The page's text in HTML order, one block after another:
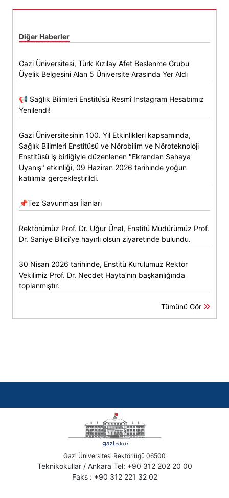
Diğer Haberler
Gazi Üniversitesi, Türk Kızılay Afet Beslenme Grubu
Üyelik Belgesini Alan 5 Üniversite Arasında Yer Aldı
📢 Sağlık Bilimleri Enstitüsü Resmî Instagram Hesabımız
Yenilendi!
Gazi Üniversitesinin 100. Yıl Etkinlikleri kapsamında,
Sağlık Bilimleri Enstitüsü ve Nörobilim ve Nöroteknoloji
Enstitüsü iş birliğiyle düzenlenen "Ekrandan Sahaya
Uyanış" etkinliği, 09 Haziran 2026 tarihinde yoğun
katılımla gerçekleştirildi.
📌Tez Savunması İlanları
Rektörümüz Prof. Dr. Uğur Ünal, Enstitü Müdürümüz Prof.
Dr. Saniye Bilici’ye hayırlı olsun ziyaretinde bulundu.
30 Nisan 2026 tarihinde, Enstitü Kurulumuz Rektör
Vekilimiz Prof. Dr. Necdet Hayta’nın başkanlığında
toplanmıştır.
Tümünü Gör
Gazi Üniversitesi Rektörlüğü 06500
Teknikokullar / Ankara Tel: +90 312 202 20 00
Faks : +90 312 221 32 02